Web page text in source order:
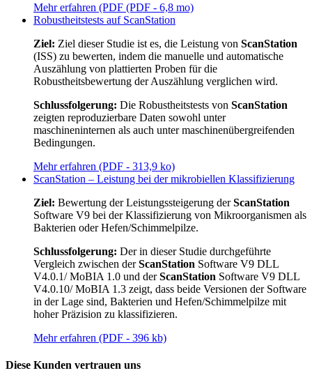
Mehr erfahren (PDF (PDF - 6,8 mo)
Robustheitstests auf ScanStation
Ziel: Ziel dieser Studie ist es, die Leistung von ScanStation
(ISS) zu bewerten, indem die manuelle und automatische
Auszählung von plattierten Proben für die
Robustheitsbewertung der Auszählung verglichen wird.
Schlussfolgerung: Die Robustheitstests von ScanStation
zeigten reproduzierbare Daten sowohl unter
maschineninternen als auch unter maschinenübergreifenden
Bedingungen.
Mehr erfahren (PDF - 313,9 ko)
ScanStation – Leistung bei der mikrobiellen Klassifizierung
Ziel: Bewertung der Leistungssteigerung derScanStation
Software V9 bei der Klassifizierung von Mikroorganismen als
Bakterien oder Hefen/Schimmelpilze.
Schlussfolgerung: Der in dieser Studie durchgeführte
Vergleich zwischen derScanStation Software V9 DLL
V4.0.1/ MoBIA 1.0 und derScanStation Software V9 DLL
V4.0.10/ MoBIA 1.3 zeigt, dass beide Versionen der Software
in der Lage sind, Bakterien und Hefen/Schimmelpilze mit
hoher Präzision zu klassifizieren.
Mehr erfahren (PDF - 396 kb)
Diese Kunden vertrauen uns